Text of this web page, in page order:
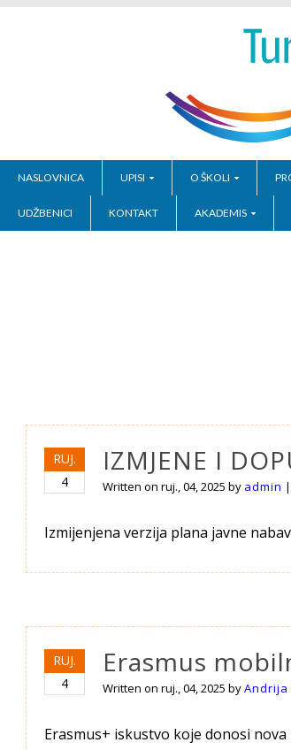
NASLOVNICA UPISI O ŠKOLI
UDŽBENICI KONTAKT AKADEMIS
RUJ.
4
IZMJENE I
Written onruj., 04, 2025 by admin
Izmijenjena verzija plana javne
RUJ.
4
Erasmus
Written onruj., 04, 2025 byAndrija
Erasmus+ iskustvo koje donosi